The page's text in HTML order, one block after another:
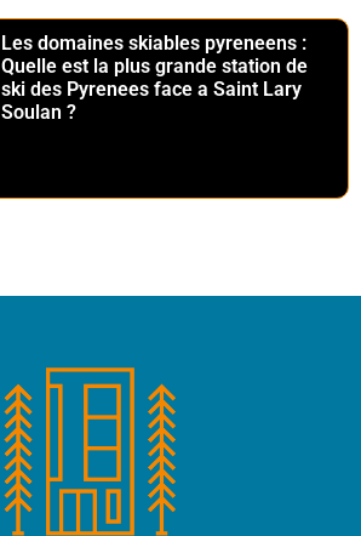
Les domaines skiables pyreneens :
Quelle est la plus grande station de
ski des Pyrenees face a Saint Lary
Soulan ?